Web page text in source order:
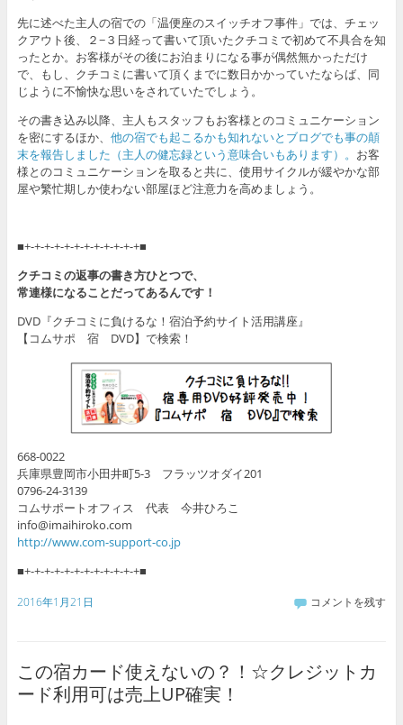
先に述べた主人の宿での「温便座のスイッチオフ事件」では、チェッ
クアウト後、２−３日経って書いて頂いたクチコミで初めて不具合を知
ったとか。お客様がその後にお泊まりになる事が偶然無かっただけ
で、もし、クチコミに書いて頂くまでに数日かかっていたならば、同
じように不愉快な思いをされていたでしょう。
その書き込み以降、主人もスタッフもお客様とのコミュニケーション
を密にするほか、 他の宿でも起こるかも知れないとブログでも事の顛
末を報告しました（主人の健忘録という意味合いもあります）。 お客
様とのコミュニケーションを取ると共に、使用サイクルが緩やかな部
屋や繁忙期しか使わない部屋ほど注意力を高めましょう。
■+-+-+-+-+-+-+-+-+-+-+-+■
クチコミの返事の書き方ひとつで、
常連様になることだってあるんです！
DVD『クチコミに負けるな！宿泊予約サイト活用講座』
【コムサポ 宿 DVD】で検索！
668-0022
兵庫県豊岡市小田井町5-3 フラッツオダイ201
0796-24-3139
コムサポートオフィス 代表 今井ひろこ
info@imaihiroko.com
http://www.com-support-co.jp
■+-+-+-+-+-+-+-+-+-+-+-+■
2016年1月21日 コメントを残す
この宿カード使えないの？！☆クレジットカ
ード利用可は売上UP確実！